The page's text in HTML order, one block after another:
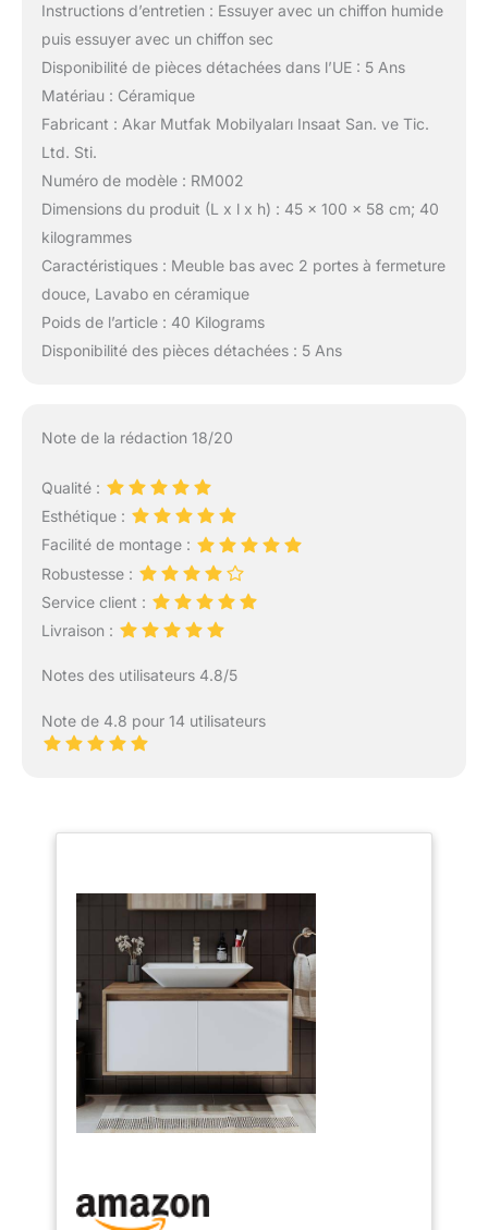
Instructions d’entretien : Essuyer avec un chiffon humide
puis essuyer avec un chiffon sec
Disponibilité de pièces détachées dans l’UE : 5 Ans
Matériau : Céramique
Fabricant : Akar Mutfak Mobilyaları Insaat San. ve Tic.
Ltd. Sti.
Numéro de modèle : RM002
Dimensions du produit (L x l x h) : 45 x 100 x 58 cm; 40
kilogrammes
Caractéristiques : Meuble bas avec 2 portes à fermeture
douce, Lavabo en céramique
Poids de l’article : 40 Kilograms
Disponibilité des pièces détachées : 5 Ans
Note de la rédaction 18/20
Qualité :
Esthétique :
Facilité de montage :
Robustesse :
Service client :
Livraison :
Notes des utilisateurs 4.8/5
Note de 4.8 pour 14 utilisateurs